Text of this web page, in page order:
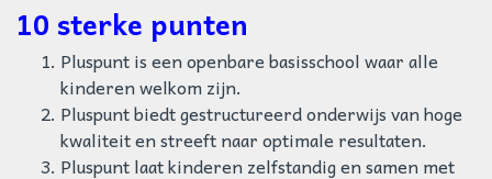
10 sterke punten
Pluspunt is een openbare basisschool waar alle
kinderen welkom zijn.
Pluspunt biedt gestructureerd onderwijs van hoge
kwaliteit en streeft naar optimale resultaten.
Pluspunt laat kinderen zelfstandig en samen met